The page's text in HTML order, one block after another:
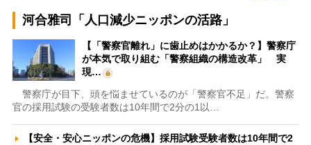
河合雅司「人口減少ニッポンの活路」
【「警察官離れ」に歯止めはかかるか？】警察庁
が本気で取り組む「警察組織の構造改革」 実
現…
警察庁が目下、頭を悩ませているのが「警察官不足」だ。警察
官の採用試験の受験者数は10年間で2分の1以…
【安全・安心ニッポンの危機】採用試験受験者数は10年間で2